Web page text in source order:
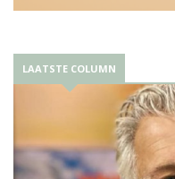
LAATSTE COLUMN